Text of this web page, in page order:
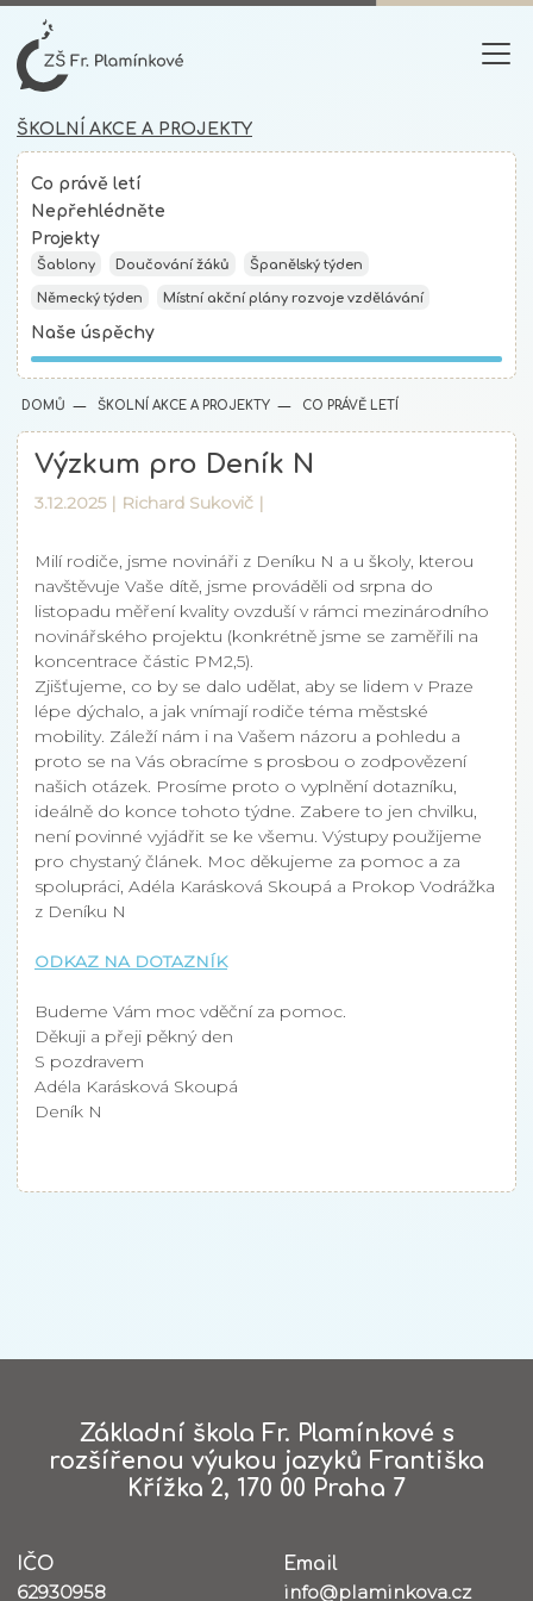
ŠKOLNÍ AKCE A PROJEKTY
Co právě letí
Nepřehlédněte
Projekty
Šablony Doučování žáků Španělský týden
Německý týden Místní akční plány rozvoje vzdělávání
Naše úspěchy
DOMŮ ŠKOLNÍ AKCE A PROJEKTY CO PRÁVĚ LETÍ
Výzkum pro Deník N
3.12.2025 | Richard Sukovič |
Milí rodiče, jsme novináři z Deníku N a u školy, kterou
navštěvuje Vaše dítě, jsme prováděli od srpna do
listopadu měření kvality ovzduší v rámci mezinárodního
novinářského projektu (konkrétně jsme se zaměřili na
koncentrace částic PM2,5).
Zjišťujeme, co by se dalo udělat, aby se lidem v Praze
lépe dýchalo, a jak vnímají rodiče téma městské
mobility. Záleží nám i na Vašem názoru a pohledu a
proto se na Vás obracíme s prosbou o zodpovězení
našich otázek. Prosíme proto o vyplnění dotazníku,
ideálně do konce tohoto týdne. Zabere to jen chvilku,
není povinné vyjádřit se ke všemu. Výstupy použijeme
pro chystaný článek. Moc děkujeme za pomoc a za
spolupráci, Adéla Karásková Skoupá a Prokop Vodrážka
z Deníku N
ODKAZ NA DOTAZNÍK
Budeme Vám moc vděční za pomoc.
Děkuji a přeji pěkný den
S pozdravem
Adéla Karásková Skoupá
Deník N
Základní škola Fr. Plamínkové s
rozšířenou výukou jazyků Františka
Křížka 2, 170 00 Praha 7
IČO
62930958
Email
info@plaminkova.cz